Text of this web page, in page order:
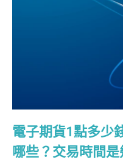
電子期貨1點多少
哪些？交易時間是